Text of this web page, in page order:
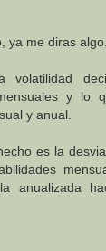
ya me diras algo.
volatilidad
y lo
y anual.
es la
anualizada